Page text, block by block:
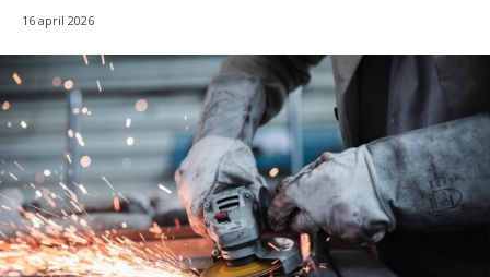
16 april 2026